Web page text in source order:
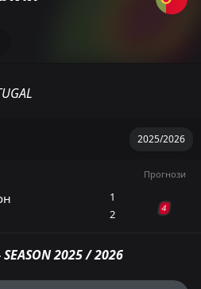
Прогнози
1
2
4
2025 / 2026